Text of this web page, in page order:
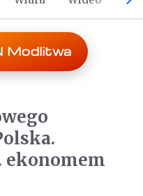
Modlitwa
ekonomem